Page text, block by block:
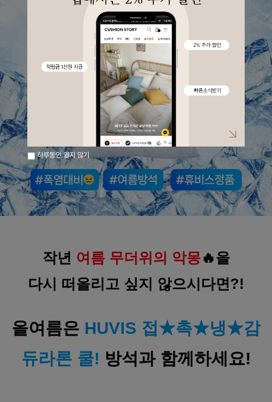
작년 여름 무더위의 악몽🔥을
다시 떠올리고 싶지 않으시다면?!
올여름은 HUVIS 접★촉★냉★감
듀라론 쿨! 방석과 함께하세요!
하루동안 열지 않기